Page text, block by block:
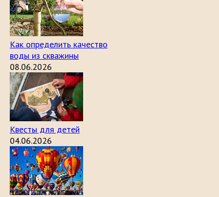
Как определить качество
воды из скважины
08.06.2026
Квесты для детей
04.06.2026